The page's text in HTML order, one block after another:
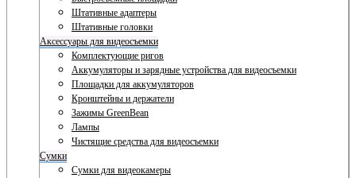
Штативные адаптеры
Штативные головки
Аксессуары для видеосъемки
Комплектующие ригов
Аккумуляторы и зарядные устройства для видеосъемки
Площадки для аккумуляторов
Кронштейны и держатели
Зажимы GreenBean
Лампы
Чистящие средства для видеосъемки
Сумки
Сумки для видеокамеры